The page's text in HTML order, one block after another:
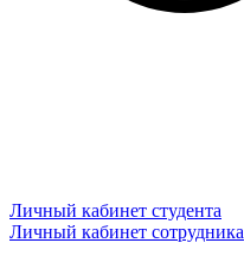
Личный кабинет студента
Личный кабинет сотрудника